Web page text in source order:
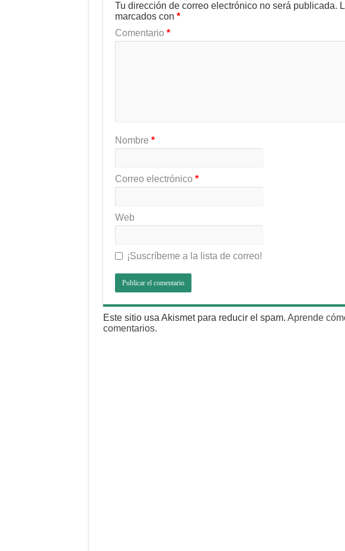
Tu dirección de correo electrónico no será publicada.
marcados con *
Comentario *
Nombre *
Correo electrónico *
Web
¡Suscríbeme a la lista de correo!
Este sitio usa Akismet para reducir el spam. Aprende
comentarios.